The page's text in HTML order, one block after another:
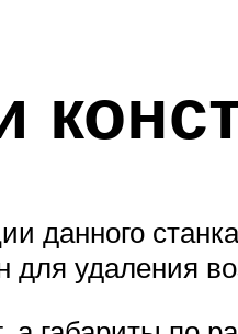
данного
для удаления